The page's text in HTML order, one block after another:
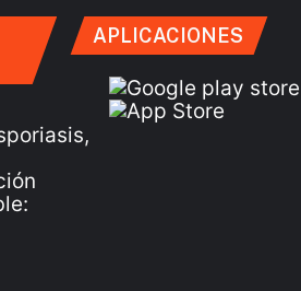
APLICACIONES